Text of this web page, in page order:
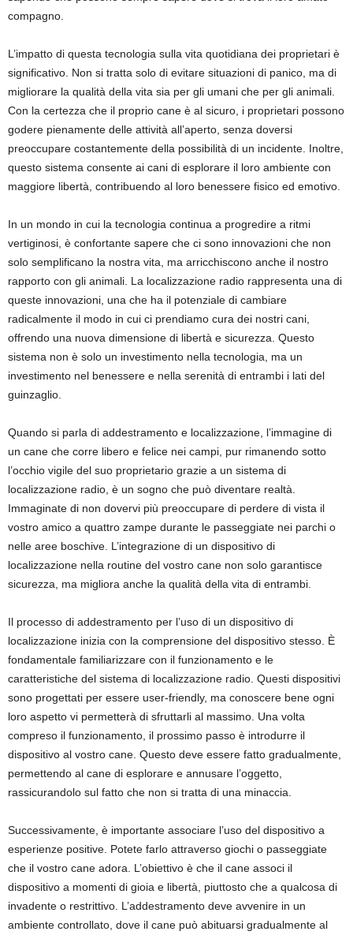
compagno.
L’impatto di questa tecnologia sulla vita quotidiana dei proprietari è
significativo. Non si tratta solo di evitare situazioni di panico, ma di
migliorare la qualità della vita sia per gli umani che per gli animali.
Con la certezza che il proprio cane è al sicuro, i proprietari possono
godere pienamente delle attività all’aperto, senza doversi
preoccupare costantemente della possibilità di un incidente. Inoltre,
questo sistema consente ai cani di esplorare il loro ambiente con
maggiore libertà, contribuendo al loro benessere fisico ed emotivo.
In un mondo in cui la tecnologia continua a progredire a ritmi
vertiginosi, è confortante sapere che ci sono innovazioni che non
solo semplificano la nostra vita, ma arricchiscono anche il nostro
rapporto con gli animali. La localizzazione radio rappresenta una di
queste innovazioni, una che ha il potenziale di cambiare
radicalmente il modo in cui ci prendiamo cura dei nostri cani,
offrendo una nuova dimensione di libertà e sicurezza. Questo
sistema non è solo un investimento nella tecnologia, ma un
investimento nel benessere e nella serenità di entrambi i lati del
guinzaglio.
Quando si parla di addestramento e localizzazione, l’immagine di
un cane che corre libero e felice nei campi, pur rimanendo sotto
l’occhio vigile del suo proprietario grazie a un sistema di
localizzazione radio, è un sogno che può diventare realtà.
Immaginate di non dovervi più preoccupare di perdere di vista il
vostro amico a quattro zampe durante le passeggiate nei parchi o
nelle aree boschive. L’integrazione di un dispositivo di
localizzazione nella routine del vostro cane non solo garantisce
sicurezza, ma migliora anche la qualità della vita di entrambi.
Il processo di addestramento per l’uso di un dispositivo di
localizzazione inizia con la comprensione del dispositivo stesso. È
fondamentale familiarizzare con il funzionamento e le
caratteristiche del sistema di localizzazione radio. Questi dispositivi
sono progettati per essere user-friendly, ma conoscere bene ogni
loro aspetto vi permetterà di sfruttarli al massimo. Una volta
compreso il funzionamento, il prossimo passo è introdurre il
dispositivo al vostro cane. Questo deve essere fatto gradualmente,
permettendo al cane di esplorare e annusare l’oggetto,
rassicurandolo sul fatto che non si tratta di una minaccia.
Successivamente, è importante associare l’uso del dispositivo a
esperienze positive. Potete farlo attraverso giochi o passeggiate
che il vostro cane adora. L’obiettivo è che il cane associ il
dispositivo a momenti di gioia e libertà, piuttosto che a qualcosa di
invadente o restrittivo. L’addestramento deve avvenire in un
ambiente controllato, dove il cane può abituarsi gradualmente al